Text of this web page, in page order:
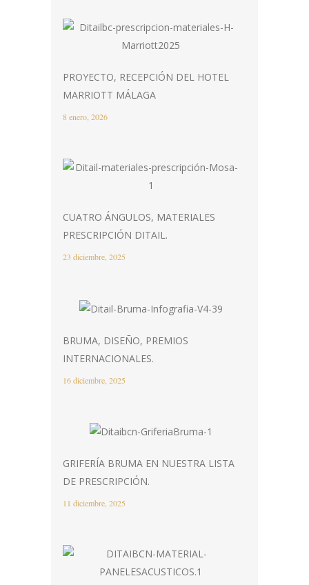
PROYECTO, RECEPCIÓN DEL HOTEL
MARRIOTT MÁLAGA
8 enero, 2026
CUATRO ÁNGULOS, MATERIALES
PRESCRIPCIÓN DITAIL.
23 diciembre, 2025
BRUMA, DISEÑO, PREMIOS
INTERNACIONALES.
16 diciembre, 2025
GRIFERÍA BRUMA EN NUESTRA LISTA
DE PRESCRIPCIÓN.
11 diciembre, 2025